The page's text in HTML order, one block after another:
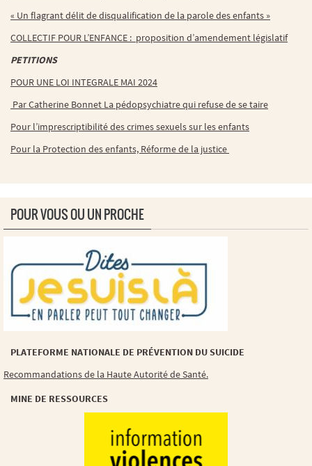
« Un flagrant délit de disqualification de la parole des enfants »
COLLECTIF POUR L’ENFANCE : proposition d’amendement législatif
PETITIONS
POUR UNE LOI INTEGRALE MAI 2024
Par Catherine Bonnet La pédopsychiatre qui refuse de se taire
Pour l’imprescriptibilité des crimes sexuels sur les enfants
Pour la Protection des enfants, Réforme de la justice
POUR VOUS OU UN PROCHE
PLATEFORME NATIONALE DE PRÉVENTION DU SUICIDE
Recommandations de la Haute Autorité de Santé.
MINE DE RESSOURCES